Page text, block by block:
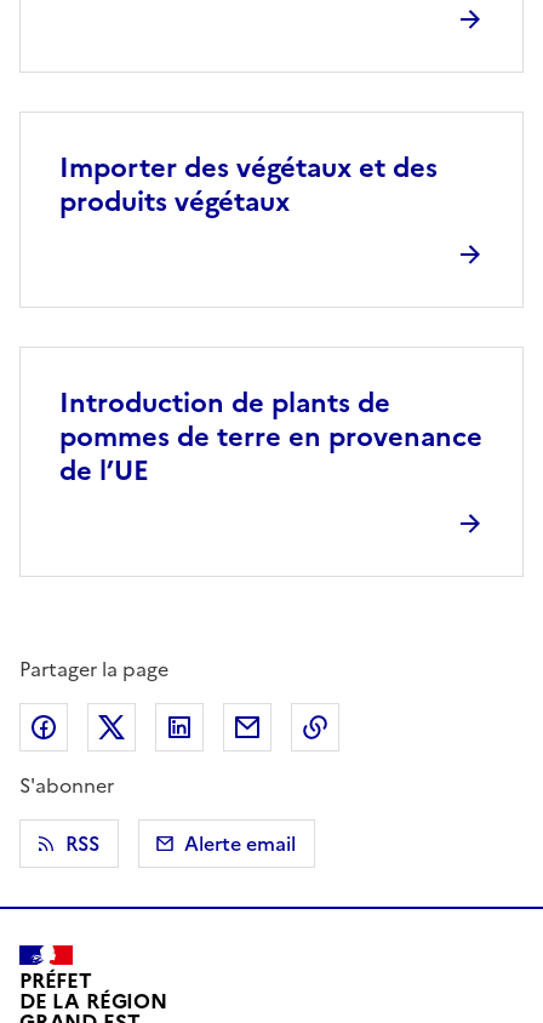
Importer des végétaux et des
produits végétaux
Introduction de plants de
pommes de terre en provenance
de l’UE
Partager la page
Partager sur Facebook
Partager sur X (anciennement Twitter)
Partager sur LinkedIn
Partager par email
S'abonner
RSS
Alerte email
PRÉFET
DE LA RÉGION